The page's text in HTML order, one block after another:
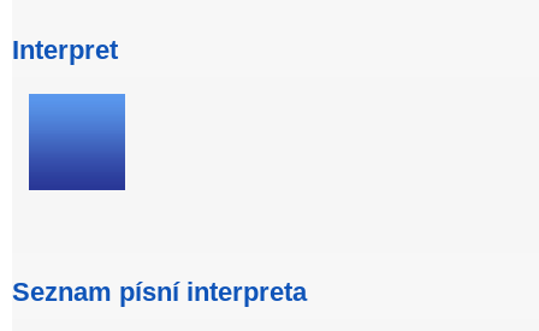
Interpret
Seznam písní interpreta